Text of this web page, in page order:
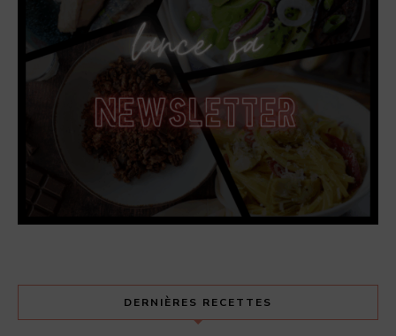
DERNIÈRES RECETTES